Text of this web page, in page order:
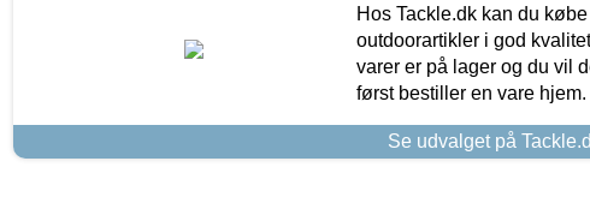
Hos Tackle.dk kan du
outdoorartikler i god
varer er på lager og du vil
først bestiller en vare
Se udvalget på